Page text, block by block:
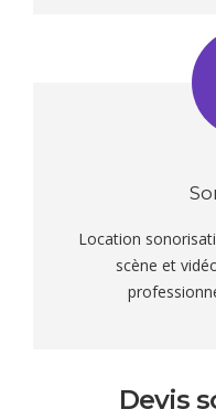
Location
scène et
Devis